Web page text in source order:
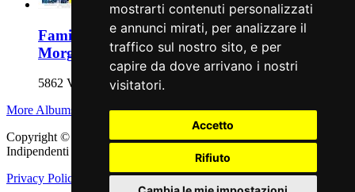
mostrarti contenuti personalizzati
e annunci mirati, per analizzare il
traffico sul nostro sito, e per
capire da dove arrivano i nostri
visitatori.
Accetto
Rifiuto
Family Portrait feat. Fabrizio Bosso e Massimo
Morganti
5862 Views
More Albums
Copyright © 2011 - 2026 adEIdJ - Associazione delle Etichette
Indipendenti di Jazz. All Rights Reserved.
Privacy Policy
Cookie Policy